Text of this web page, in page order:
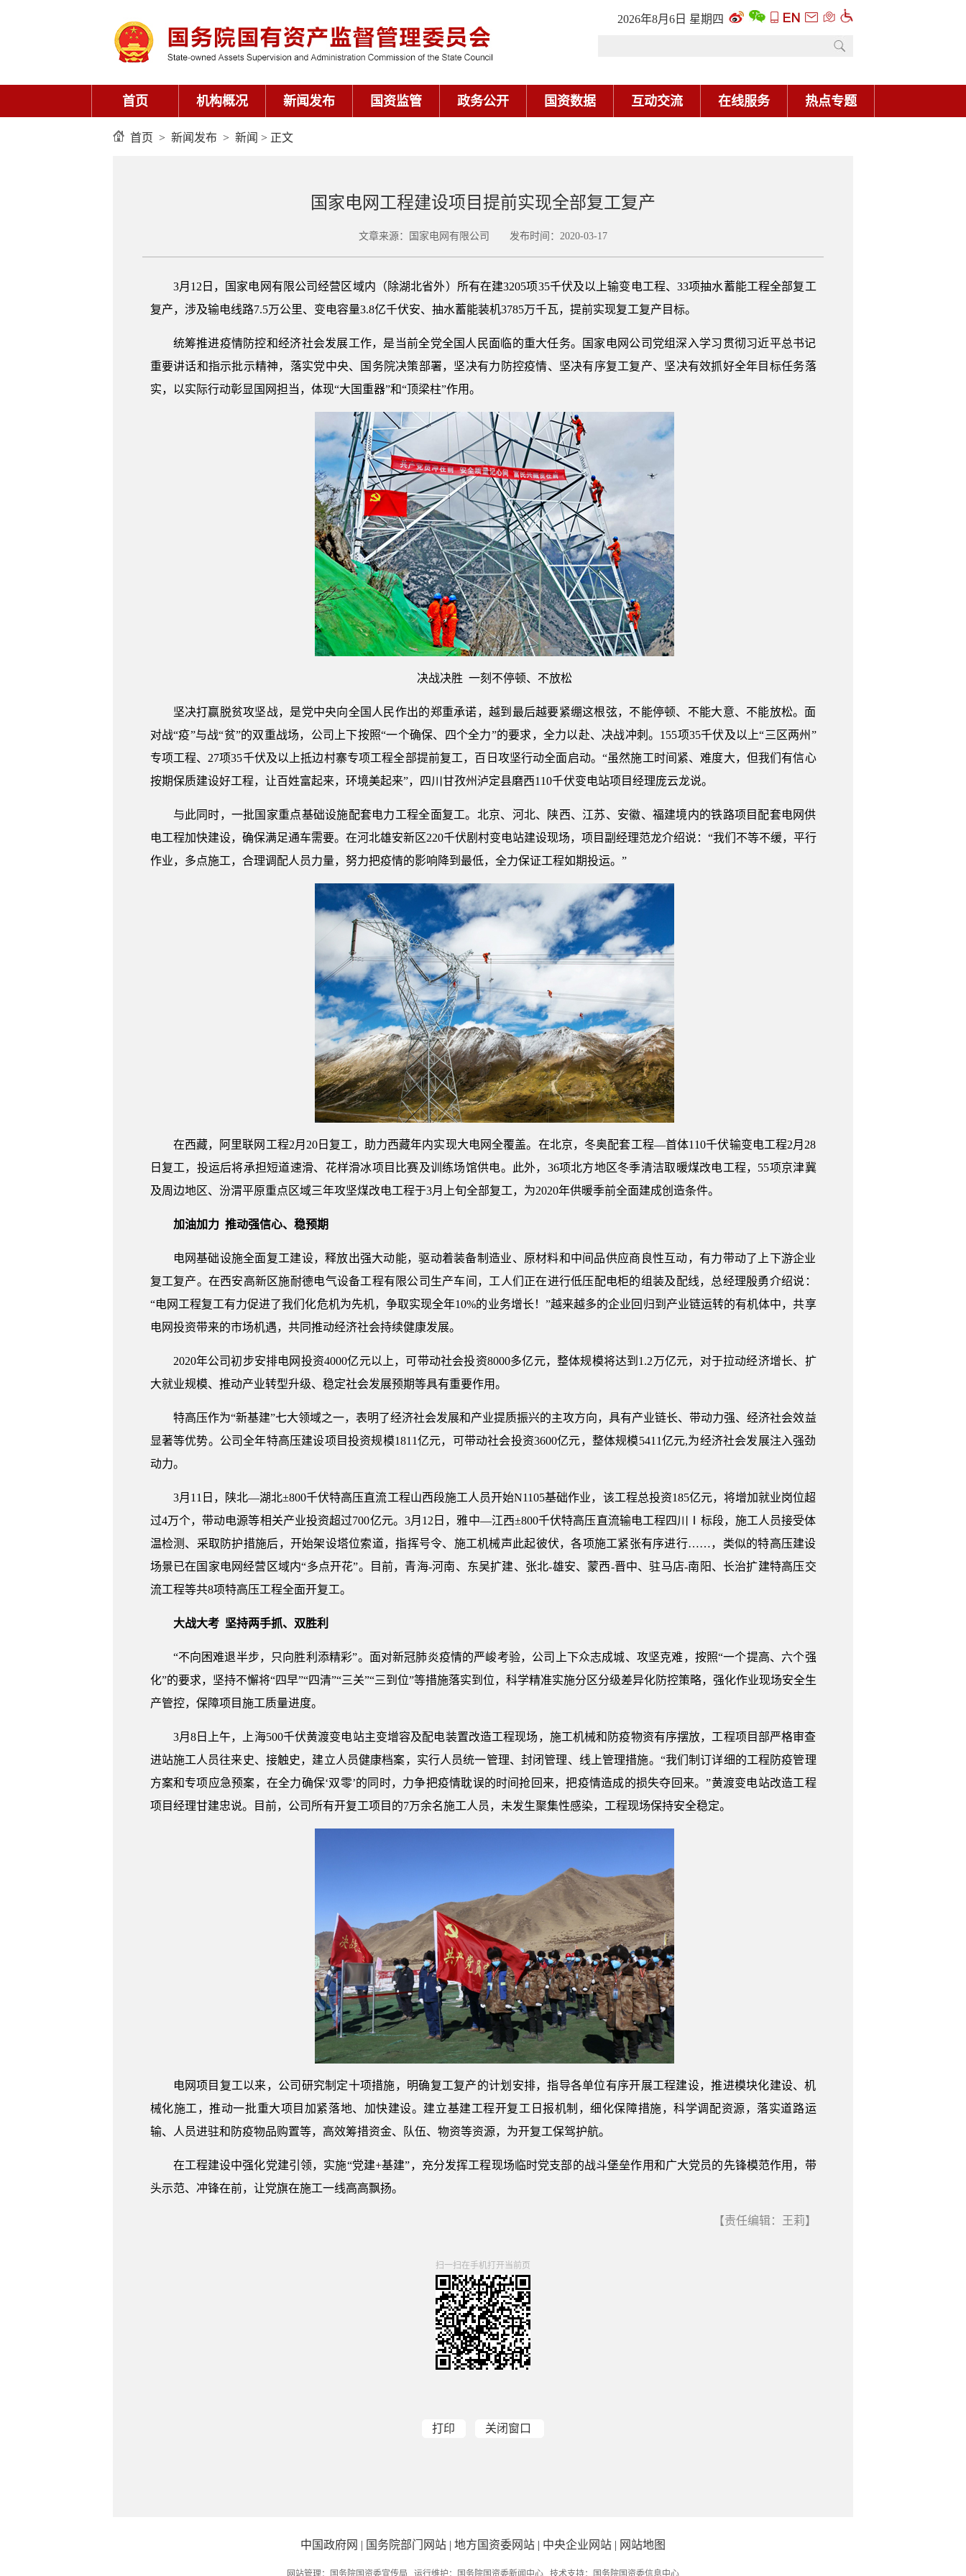
2026年8月6日 星期四
首页 机构概况 新闻发布 国资监管 政务公开 国资数据 互动交流 在线服务 热点专题
首页 > 新闻发布 > 新闻 > 正文
国家电网工程建设项目提前实现全部复工复产
文章来源：国家电网有限公司 发布时间：2020-03-17
3月12日，国家电网有限公司经营区域内（除湖北省外）所有在建3205项35千伏及以上输变电工程、33项抽水蓄能工程全部复工
复产，涉及输电线路7.5万公里、变电容量3.8亿千伏安、抽水蓄能装机3785万千瓦，提前实现复工复产目标。
统筹推进疫情防控和经济社会发展工作，是当前全党全国人民面临的重大任务。国家电网公司党组深入学习贯彻习近平总书记
重要讲话和指示批示精神，落实党中央、国务院决策部署，坚决有力防控疫情、坚决有序复工复产、坚决有效抓好全年目标任务落
实，以实际行动彰显国网担当，体现“大国重器”和“顶梁柱”作用。
决战决胜 一刻不停顿、不放松
坚决打赢脱贫攻坚战，是党中央向全国人民作出的郑重承诺，越到最后越要紧绷这根弦，不能停顿、不能大意、不能放松。面
对战“疫”与战“贫”的双重战场，公司上下按照“一个确保、四个全力”的要求，全力以赴、决战冲刺。155项35千伏及以上“三区两州”
专项工程、27项35千伏及以上抵边村寨专项工程全部提前复工，百日攻坚行动全面启动。“虽然施工时间紧、难度大，但我们有信心
按期保质建设好工程，让百姓富起来，环境美起来”，四川甘孜州泸定县磨西110千伏变电站项目经理庞云龙说。
与此同时，一批国家重点基础设施配套电力工程全面复工。北京、河北、陕西、江苏、安徽、福建境内的铁路项目配套电网供
电工程加快建设，确保满足通车需要。在河北雄安新区220千伏剧村变电站建设现场，项目副经理范龙介绍说：“我们不等不缓，平行
作业，多点施工，合理调配人员力量，努力把疫情的影响降到最低，全力保证工程如期投运。”
在西藏，阿里联网工程2月20日复工，助力西藏年内实现大电网全覆盖。在北京，冬奥配套工程—首体110千伏输变电工程2月28
日复工，投运后将承担短道速滑、花样滑冰项目比赛及训练场馆供电。此外，36项北方地区冬季清洁取暖煤改电工程，55项京津冀
及周边地区、汾渭平原重点区域三年攻坚煤改电工程于3月上旬全部复工，为2020年供暖季前全面建成创造条件。
加油加力 推动强信心、稳预期
电网基础设施全面复工建设，释放出强大动能，驱动着装备制造业、原材料和中间品供应商良性互动，有力带动了上下游企业
复工复产。在西安高新区施耐德电气设备工程有限公司生产车间，工人们正在进行低压配电柜的组装及配线，总经理殷勇介绍说：
“电网工程复工有力促进了我们化危机为先机，争取实现全年10%的业务增长！”越来越多的企业回归到产业链运转的有机体中，共享
电网投资带来的市场机遇，共同推动经济社会持续健康发展。
2020年公司初步安排电网投资4000亿元以上，可带动社会投资8000多亿元，整体规模将达到1.2万亿元，对于拉动经济增长、扩
大就业规模、推动产业转型升级、稳定社会发展预期等具有重要作用。
特高压作为“新基建”七大领域之一，表明了经济社会发展和产业提质振兴的主攻方向，具有产业链长、带动力强、经济社会效益
显著等优势。公司全年特高压建设项目投资规模1811亿元，可带动社会投资3600亿元，整体规模5411亿元,为经济社会发展注入强劲
动力。
3月11日，陕北—湖北±800千伏特高压直流工程山西段施工人员开始N1105基础作业，该工程总投资185亿元，将增加就业岗位超
过4万个，带动电源等相关产业投资超过700亿元。3月12日，雅中—江西±800千伏特高压直流输电工程四川Ⅰ标段，施工人员接受体
温检测、采取防护措施后，开始架设塔位索道，指挥号令、施工机械声此起彼伏，各项施工紧张有序进行……，类似的特高压建设
场景已在国家电网经营区域内“多点开花”。目前，青海-河南、东吴扩建、张北-雄安、蒙西-晋中、驻马店-南阳、长治扩建特高压交
流工程等共8项特高压工程全面开复工。
大战大考 坚持两手抓、双胜利
“不向困难退半步，只向胜利添精彩”。面对新冠肺炎疫情的严峻考验，公司上下众志成城、攻坚克难，按照“一个提高、六个强
化”的要求，坚持不懈将“四早”“四清”“三关”“三到位”等措施落实到位，科学精准实施分区分级差异化防控策略，强化作业现场安全生
产管控，保障项目施工质量进度。
3月8日上午，上海500千伏黄渡变电站主变增容及配电装置改造工程现场，施工机械和防疫物资有序摆放，工程项目部严格审查
进站施工人员往来史、接触史，建立人员健康档案，实行人员统一管理、封闭管理、线上管理措施。“我们制订详细的工程防疫管理
方案和专项应急预案，在全力确保‘双零’的同时，力争把疫情耽误的时间抢回来，把疫情造成的损失夺回来。”黄渡变电站改造工程
项目经理甘建忠说。目前，公司所有开复工项目的7万余名施工人员，未发生聚集性感染，工程现场保持安全稳定。
电网项目复工以来，公司研究制定十项措施，明确复工复产的计划安排，指导各单位有序开展工程建设，推进模块化建设、机
械化施工，推动一批重大项目加紧落地、加快建设。建立基建工程开复工日报机制，细化保障措施，科学调配资源，落实道路运
输、人员进驻和防疫物品购置等，高效筹措资金、队伍、物资等资源，为开复工保驾护航。
在工程建设中强化党建引领，实施“党建+基建”，充分发挥工程现场临时党支部的战斗堡垒作用和广大党员的先锋模范作用，带
头示范、冲锋在前，让党旗在施工一线高高飘扬。
【责任编辑：王莉】
扫一扫在手机打开当前页
打印 关闭窗口